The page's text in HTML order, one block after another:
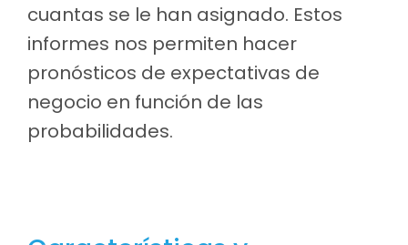
cuantas se le han asignado. Estos
informes nos permiten hacer
pronósticos de expectativas de
negocio en función de las
probabilidades.